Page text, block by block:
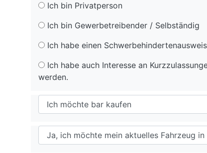
Ich bin Privatperson
Ich bin Gewerbetreibender / Selbständig
Ich habe einen Schwerbehindertenausweis
Ich habe auch Interesse an
werden.